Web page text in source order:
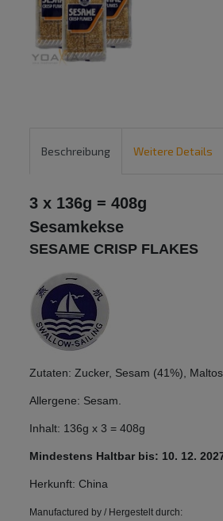
Beschreibung Weitere Details
3 x 136g = 408g
Sesamkekse
SESAME CRISP FLAKES
Zutaten: Zucker, Sesam (41%),
Allergene: Sesam.
Inhalt: 136g x 3 = 408g
Mindestens Haltbar bis: 10. 12.
Herkunft: China
Manufactured by / Hergestelt durch: